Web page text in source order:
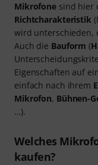
Mikrofone sind hier
Richtcharakteristik
wird unterschieden,
Auch die Bauform (
Eigenschaften auf
einfach nach ihrem
Mikrofon, Bühnen-
…).
Welches
kaufen?